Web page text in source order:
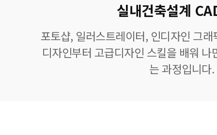
실내건축설계
포토샵, 일러스트레이터, 인디자인 그
디자인부터 고급디자인 스킬을 배워
는 과정입니다.